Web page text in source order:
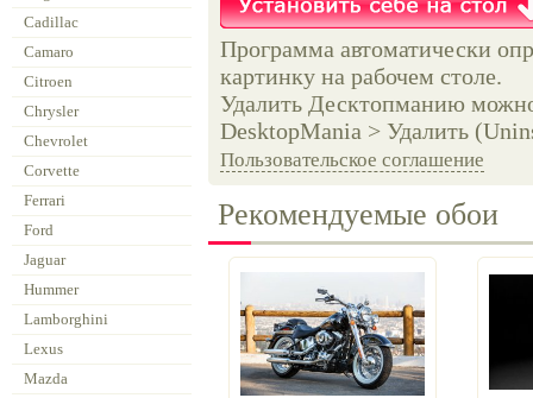
Cadillac
Camaro
Citroen
Chrysler
Chevrolet
Corvette
Ferrari
Ford
Jaguar
Hummer
Lamborghini
Lexus
Mazda
Программа автоматически
картинку на рабочем столе.
Удалить Десктопманию
DesktopMania > Удалить
Пользовательское соглашение
Рекомендуемые обои